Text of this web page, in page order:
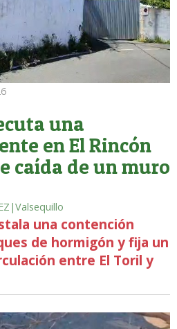
una
en El Rincón
caída de un muro
una contención
de hormigón y fija un
entre El Toril y